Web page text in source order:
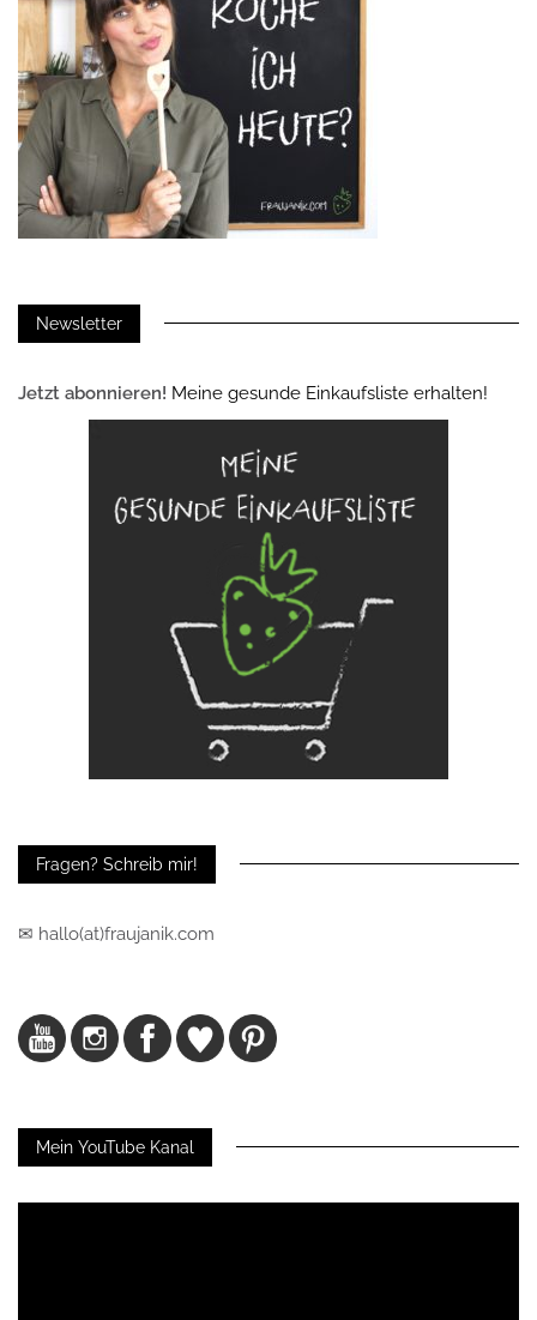
Newsletter
Jetzt abonnieren! Meine gesunde Einkaufsliste erhalten!
Fragen? Schreib mir!
✉ hallo(at)fraujanik.com
Mein YouTube Kanal